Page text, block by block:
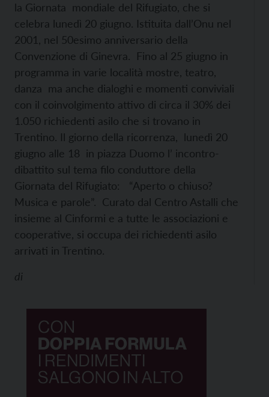
la Giornata mondiale del Rifugiato, che si
celebra lunedì 20 giugno. Istituita dall’Onu nel
2001, nel 50esimo anniversario della
Convenzione di Ginevra. Fino al 25 giugno in
programma in varie località mostre, teatro,
danza ma anche dialoghi e momenti conviviali
con il coinvolgimento attivo di circa il 30% dei
1.050 richiedenti asilo che si trovano in
Trentino. Il giorno della ricorrenza, lunedì 20
giugno alle 18 in piazza Duomo l’ incontro-
dibattito sul tema filo conduttore della
Giornata del Rifugiato: “Aperto o chiuso?
Musica e parole”. Curato dal Centro Astalli che
insieme al Cinformi e a tutte le associazioni e
cooperative, si occupa dei richiedenti asilo
arrivati in Trentino.
di